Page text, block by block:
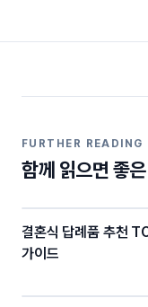
c
b
o
k
itt
FURTHER READING
함께 읽으면 좋
결혼식 답례품 추천
가이드